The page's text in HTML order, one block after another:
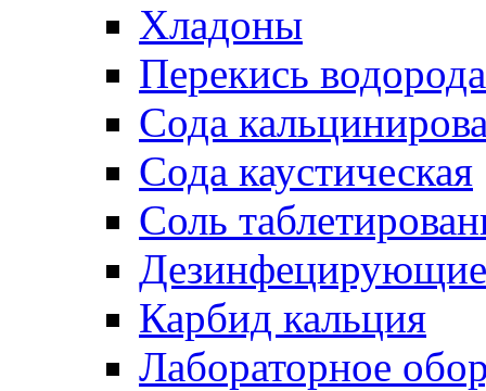
Хладоны
Перекись водорода
Сода
Сода каустическая
Соль
Дезинфецирующие
Карбид кальция
Лабораторное